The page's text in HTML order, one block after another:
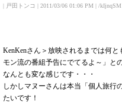
| 戸田トンコ | 2011/03/06 01:06 PM | /
KenKenさん＞放映されるまでは何
モン流の番組予告にでてるよ～」と
なんとも変な感じです・・・
しかしマヌーさんは本当「個人旅行
たいです！